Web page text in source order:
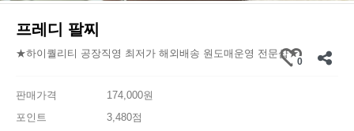
프레디 팔찌
★하이퀄리티 공장직영 최저가 해외배송 원도매운영 전문샵★
0
판매가격
174,000원
포인트
3,480점